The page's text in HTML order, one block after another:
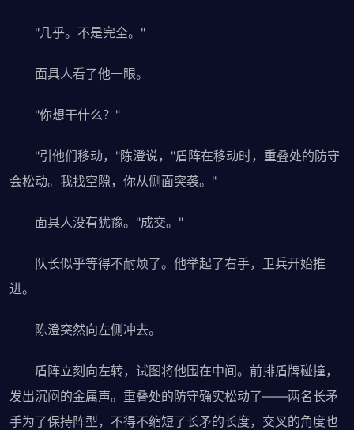
"几乎。不是完全。"
面具人看了他一眼。
"你想干什么？"
"引他们移动，"陈澄说，"盾阵在移动时，重叠处的防守
会松动。我找空隙，你从侧面突袭。"
面具人没有犹豫。"成交。"
队长似乎等得不耐烦了。他举起了右手，卫兵开始推
进。
陈澄突然向左侧冲去。
盾阵立刻向左转，试图将他围在中间。前排盾牌碰撞，
发出沉闷的金属声。重叠处的防守确实松动了——两名长矛
手为了保持阵型，不得不缩短了长矛的长度，交叉的角度也